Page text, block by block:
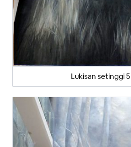
Lukisan setinggi